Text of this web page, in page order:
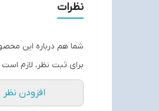
زمان موردنیاز برای
ظرفیت باتری: 1000 میلی آمپر ساعت
مناسب برای: آقایان و
نظرات
شما هم درباره این
برای ثبت نظر، لازم
افزودن نظر